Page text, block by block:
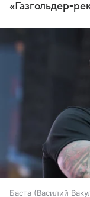
«Газгольдер-
Баста (Василий